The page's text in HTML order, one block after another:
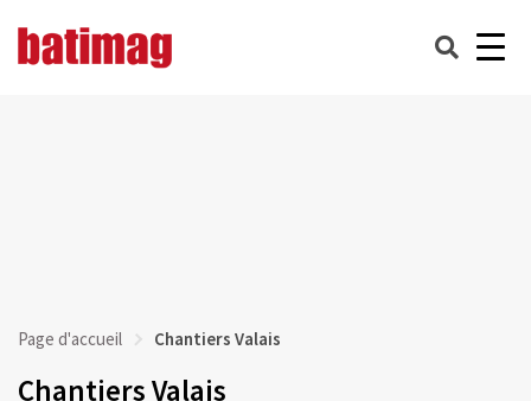
Page d'accueil Chantiers Valais
Chantiers Valais